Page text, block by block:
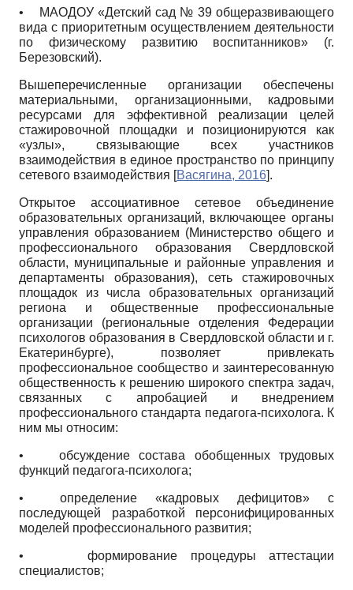
• МАОДОУ «Детский сад № 39 общеразвивающего
вида с приоритетным осуществлением деятельности
по физическому развитию воспитанников» (г.
Березовский).
Вышеперечисленные организации обеспечены
материальными, организационными, кадровыми
ресурсами для эффективной реализации целей
стажировочной площадки и позиционируются как
«узлы», связывающие всех участников
взаимодействия в единое пространство по принципу
сетевого взаимодействия [Васягина, 2016].
Открытое ассоциативное сетевое объединение
образовательных организаций, включающее органы
управления образованием (Министерство общего и
профессионального образования Свердловской
области, муниципальные и районные управления и
департаменты образования), сеть стажировочных
площадок из числа образовательных организаций
региона и общественные профессиональные
организации (региональные отделения Федерации
психологов образования в Свердловской области и г.
Екатеринбурге), позволяет привлекать
профессиональное сообщество и заинтересованную
общественность к решению широкого спектра задач,
связанных с апробацией и внедрением
профессионального стандарта педагога-психолога. К
ним мы относим:
• обсуждение состава обобщенных трудовых
функций педагога-психолога;
• определение «кадровых дефицитов» с
последующей разработкой персонифицированных
моделей профессионального развития;
• формирование процедуры аттестации
специалистов;